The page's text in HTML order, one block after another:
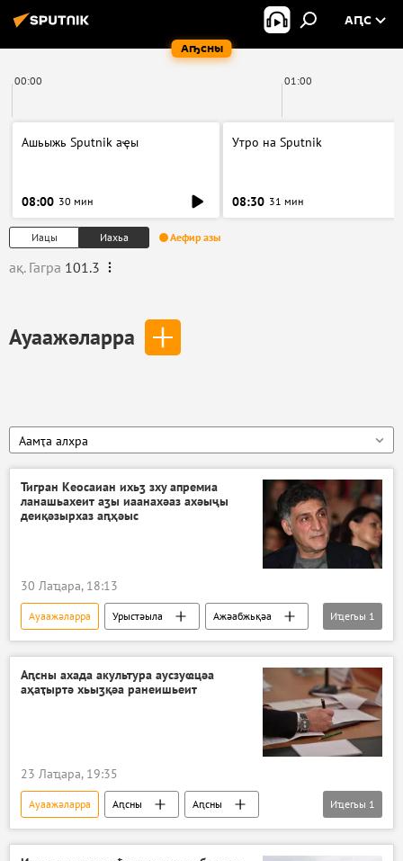
Аҧсны
АԤС
00:00 01:00
Ашьыжь Sputnik аҿы
08:00 30 мин
Утро на Sputnik
08:30 31 мин
Иацы Иахьа Аефир азы
ақ. Гагра 101.3
Ауаажәларра
Аамҭа алхра
Тигран Кеосаиан ихьӡ зху апремиа
ланашьахеит аӡы иаанахәаз ахәыҷы
деиқәзырхаз аԥҳәыс
30 Лаҵара, 18:13
Ауаажәларра Урыстәыла
Ажәабжьқәа
Ахҭысқәа
Иҵегьы 1
Аԥсны ахада акультура аусзуҩцәа
аҳаҭыртә хьыӡқәа ранеишьеит
23 Лаҵара, 19:35
Ауаажәларра Аԥсны
Аԥсны
Ажәабжьқәа
Иҵегьы 1